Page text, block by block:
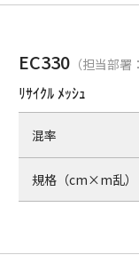
EC330 （担当部
ﾘｻｲｸﾙ ﾒｯｼｭ
混率
規格（cm×m乱）